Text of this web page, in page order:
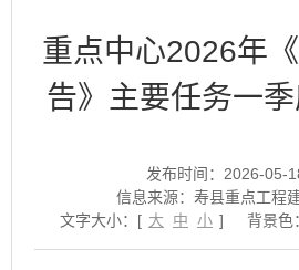
重点中心2026年
告》主要任务一
发布时间：2026-05-
信息来源：寿县重点工程
文字大小：[ 大 中 小 ] 背景色：